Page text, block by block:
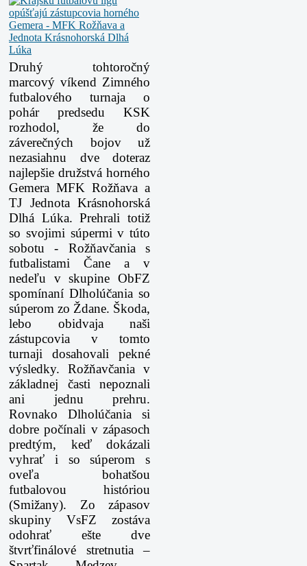
Druhý tohtoročný
marcový víkend Zimného
futbalového turnaja o
pohár predsedu KSK
rozhodol, že do
záverečných bojov už
nezasiahnu dve doteraz
najlepšie družstvá horného
Gemera MFK Rožňava a
TJ Jednota Krásnohorská
Dlhá Lúka. Prehrali totiž
so svojimi súpermi v túto
sobotu - Rožňavčania s
futbalistami Čane a v
nedeľu v skupine ObFZ
spomínaní Dlholúčania so
súperom zo Ždane. Škoda,
lebo obidvaja naši
zástupcovia v tomto
turnaji dosahovali pekné
výsledky. Rožňavčania v
základnej časti nepoznali
ani jednu prehru.
Rovnako Dlholúčania si
dobre počínali v zápasoch
predtým, keď dokázali
vyhrať i so súperom s
oveľa bohatšou
futbalovou históriou
(Smižany). Zo zápasov
skupiny VsFZ zostáva
odohrať ešte dve
štvrťfinálové stretnutia –